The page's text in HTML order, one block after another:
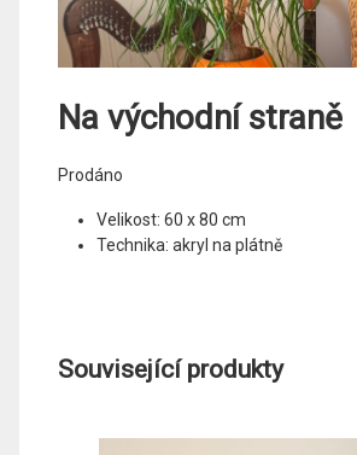
Na východní straně
Prodáno
Velikost: 60 x 80 cm
Technika: akryl na plátně
Související produkty